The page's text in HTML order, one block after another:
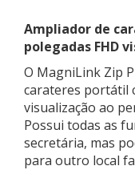
Ampliador de
polegadas FHD
O MagniLink Zip
carateres portátil
visualização ao
Possui todas as
secretária, mas
para outro local